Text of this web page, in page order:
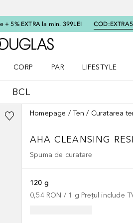
+ 5% EXTRA la min. 399LEI COD:
Către pagina principală
CORP
PAR
LIFESTYLE
BCL
Homepage Ten Curatarea
AHA CLEANSING
Spuma de curatare
120 g
0,54 RON / 1 g Prețul include